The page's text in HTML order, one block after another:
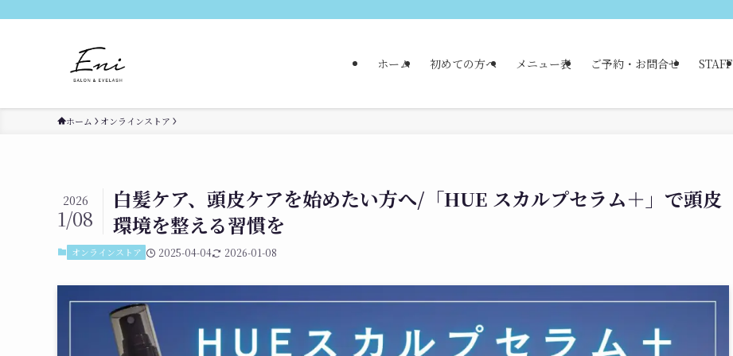
ホーム 初めての方へ メニュー表 ご予約・お問合せ STAFF
ホーム オンラインストア
白髪ケア、頭皮ケアを始めたい方へ/「HUE スカルプセラム＋」で頭皮
環境を整える習慣を
2026
1/08
オンラインストア 2025-04-04 2026-01-08